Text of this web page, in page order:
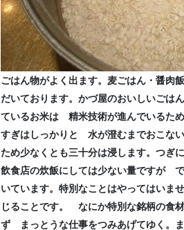
ごはん物がよく出ます。麦ごはん・醤肉
だいております。かづ屋のおいしいご
ているお米は 精米技術が進んでいるた
すぎはしっかりと 水が澄むまでおこな
ため少なくとも三十分は浸します。つ
飲食店の炊飯にしては少ない量ですが
いています。特別なことはやってはいま
じることです。 なにか特別な銘柄の食
ず まっとうな仕事をつみあげてゆく。